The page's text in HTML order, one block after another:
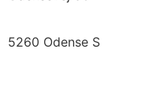
5260 Odense S